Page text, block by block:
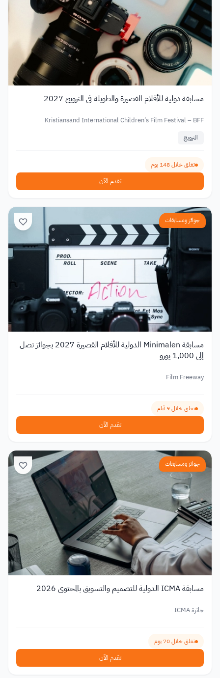
مسابقة دولية للأفلام القصيرة والطويلة في النرويج 2027
Kristiansand International Children’s Film Festival – BFF
النرويج
تغلق خلال 148 يوم
تقدم الآن
جوائز ومسابقات
مسابقة Minimalen الدولية للأفلام القصيرة 2027 بجوائز تصل
إلى 1,000 يورو
Film Freeway
تغلق خلال 9 أيام
تقدم الآن
جوائز ومسابقات
مسابقة ICMA الدولية للتصميم والتسويق بالمحتوى 2026
جائزة ICMA
تغلق خلال 70 يوم
تقدم الآن